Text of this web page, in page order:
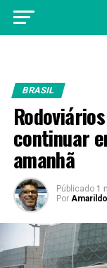
BRASIL
continuar
amanhã
Públicado 1
Por